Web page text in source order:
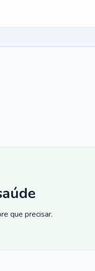
que precisar.